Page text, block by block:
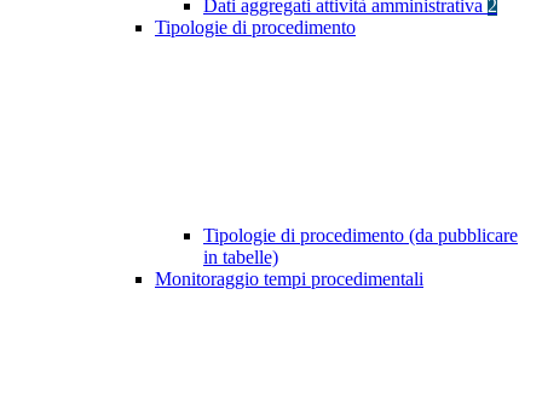
Dati aggregati attività amministrativa 2
Tipologie di procedimento
Tipologie di procedimento (da pubblicare
in tabelle)
Monitoraggio tempi procedimentali